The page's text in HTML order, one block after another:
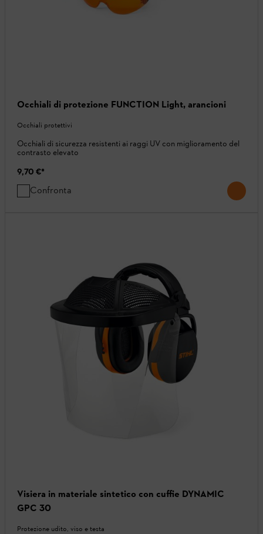
Occhiali di protezione FUNCTION Light, arancioni
Occhiali protettivi
Occhiali di sicurezza resistenti ai raggi UV con miglioramento del
contrasto elevato
9,70 €*
Confronta
Visiera in materiale sintetico con cuffie DYNAMIC
GPC 30
Protezione udito, viso e testa